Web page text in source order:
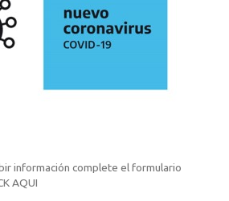
información complete el formulario
AQUI